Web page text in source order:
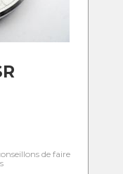
de faire